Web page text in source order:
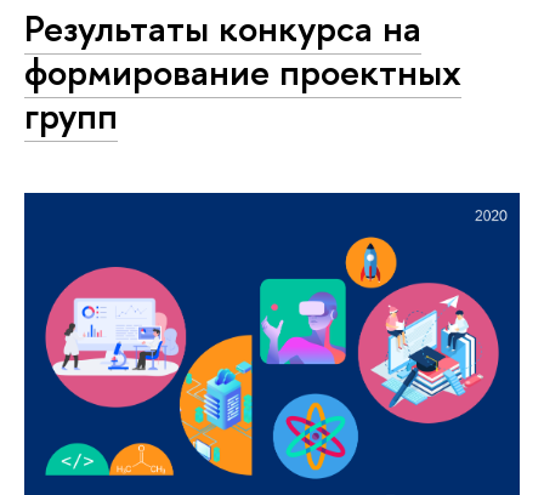
Результаты конкурса на
формирование проектных
групп